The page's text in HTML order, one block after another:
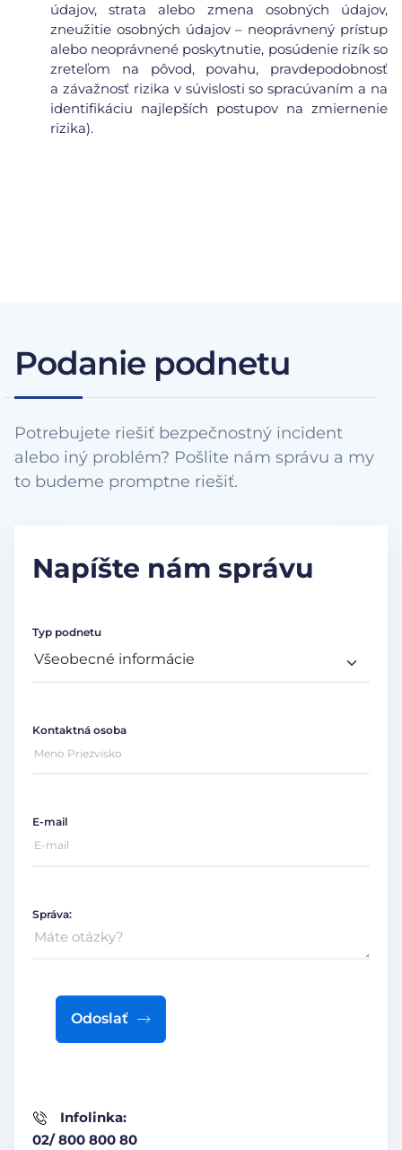
údajov, strata alebo zmena osobných údajov,
zneužitie osobných údajov – neoprávnený prístup
alebo neoprávnené poskytnutie, posúdenie rizík so
zreteľom na pôvod, povahu, pravdepodobnosť
a závažnosť rizika v súvislosti so spracúvaním a na
identifikáciu najlepších postupov na zmiernenie
rizika).
Podanie podnetu
Potrebujete riešiť bezpečnostný incident
alebo iný problém? Pošlite nám správu a my
to budeme promptne riešiť.
Napíšte nám správu
Infolinka:
02/ 800 800 80
Typ podnetu
Kontaktná osoba
E-mail
Správa:
Odoslať